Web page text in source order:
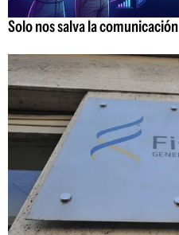
Solo nos salva la comunicación